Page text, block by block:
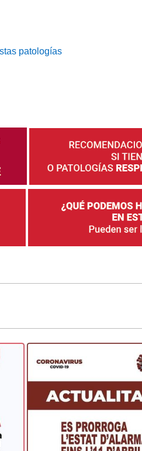
patologías